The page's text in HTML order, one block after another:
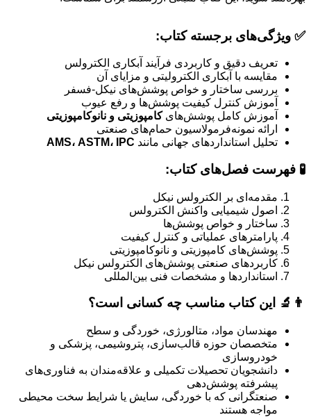
✅ ویژگی‌های برجسته کتاب:
تعریف دقیق و کاربردی فرآیند آبکاری الکترولس
مقایسه با آبکاری الکترولیتی و مزایای آن
بررسی ساختار و خواص پوشش‌های نیکل-فسفر
آموزش کنترل کیفیت پوشش‌ها و رفع عیوب
آموزش کامل پوشش‌هایکامپوزیتی و نانوکامپوزیتی
ارائه نمونه‌فرمولاسیون حمام‌های صنعتی
تحلیل استانداردهای جهانی مانند AMS، ASTM، IPC
🧪 فهرست فصل‌های کتاب:
مقدمه‌ای بر الکترولس نیکل
اصول شیمیایی واکنش الکترولس
ساختار و خواص پوشش‌ها
پارامترهای عملیاتی و کنترل کیفیت
پوشش‌های کامپوزیتی و نانوکامپوزیتی
کاربردهای صنعتی پوشش‌های الکترولس نیکل
استانداردها و مشخصات فنی بین‌المللی
👨‍🔬 این کتاب مناسب چه کسانی است؟
مهندسان مواد، متالورژی، خوردگی و سطح
متخصصان حوزه قالب‌سازی، پتروشیمی، پزشکی و
خودروسازی
دانشجویان تحصیلات تکمیلی و علاقه‌مندان به فناوری‌های
پیشرفته پوشش‌دهی
صنعتگرانی که با خوردگی، سایش یا شرایط سخت محیطی
مواجه هستند